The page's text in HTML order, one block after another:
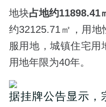
地块占地约11898.41
约32125.71㎡，用
服用地，城镇住宅用
用地年限为40年。
据挂牌公告显示，